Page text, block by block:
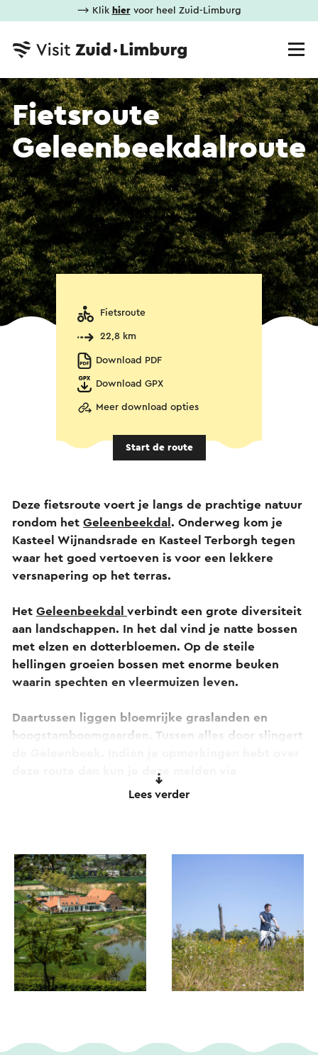
⟶ Klik hiervoor heel Zuid-Limburg
Fietsroute
Geleenbeekdalroute
Fietsroute
22,8 km
Download PDF
Download GPX
Meer download opties
Start de route
Deze fietsroute voert je langs de prachtige natuur
rondom het Geleenbeekdal . Onderweg kom je
Kasteel Wijnandsrade en Kasteel Terborgh tegen
waar het goed vertoeven is voor een lekkere
versnapering op het terras.
Het Geleenbeekdal verbindt een grote diversiteit
aan landschappen. In het dal vind je natte bossen
met elzen en dotterbloemen. Op de steile
hellingen groeien bossen met enorme beuken
waarin spechten en vleermuizen leven.
Daartussen liggen bloemrijke graslanden en
hoogstamboomgaarden. Tussen alles door slingert
deze route dan kun je deze melden via
routepunt@visitzuidlimburg.nl.
Lees verder